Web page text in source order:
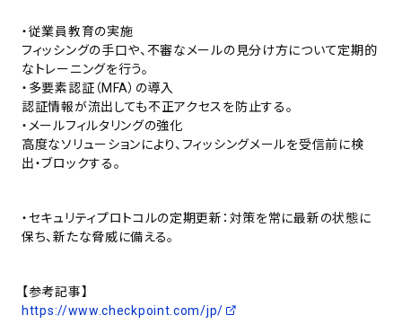
・従業員教育の実施
フィッシングの手口や、不審なメールの見分け方について定期的
なトレーニングを行う。
・多要素認証（MFA）の導入
認証情報が流出しても不正アクセスを防止する。
・メールフィルタリングの強化
高度なソリューションにより、フィッシングメールを受信前に検
出・ブロックする。
・セキュリティプロトコルの定期更新：対策を常に最新の状態に
保ち、新たな脅威に備える。
【参考記事】
https://www.checkpoint.com/jp/